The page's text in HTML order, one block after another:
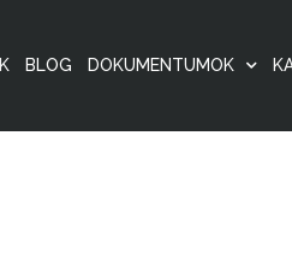
BLOG DOKUMENTUMOK